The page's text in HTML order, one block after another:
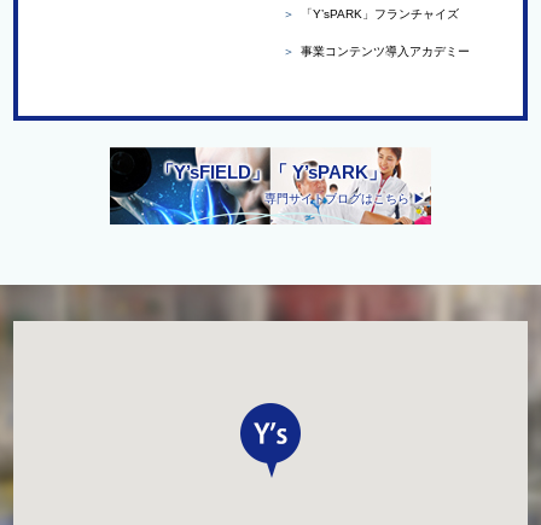
＞ 「Y’sPARK」フランチャイズ
＞ 事業コンテンツ導入アカデミー
「Y’sFIELD」「 Y’sPARK」
専門サイトブログはこちら ▶